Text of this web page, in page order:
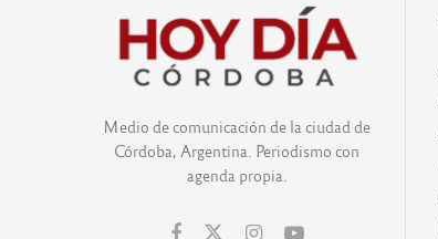
Medio de comunicación de la ciudad de
Córdoba, Argentina. Periodismo con
agenda propia.